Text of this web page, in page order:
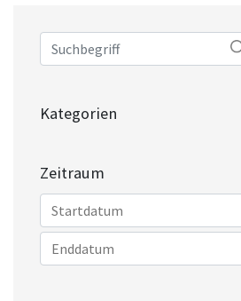
Kategorien
Zeitraum